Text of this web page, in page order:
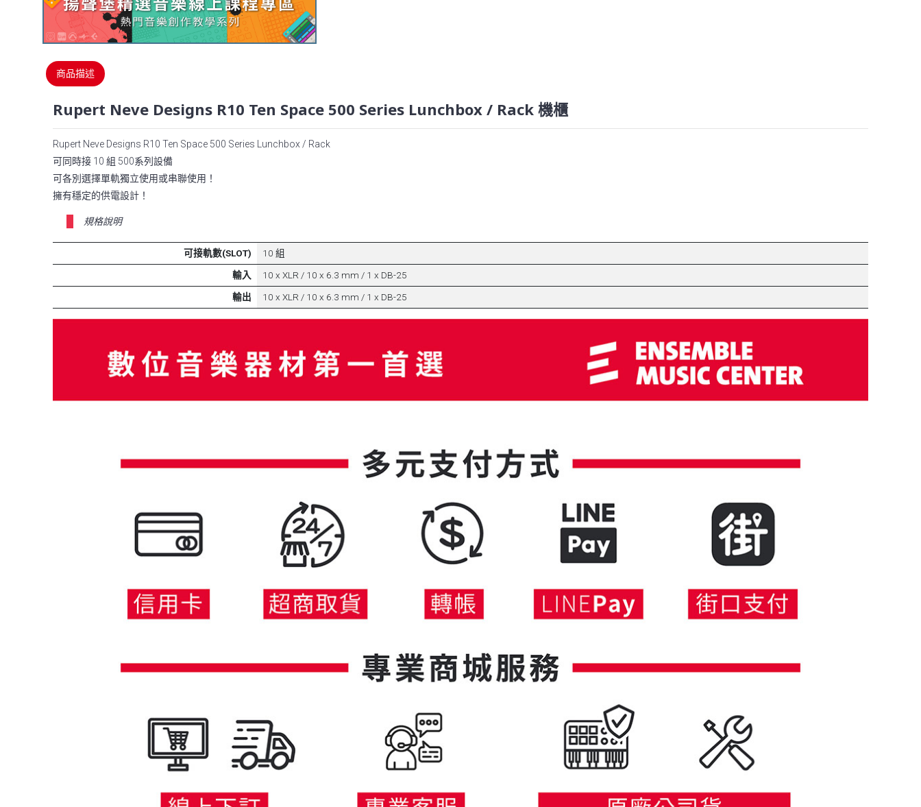
商品描述
Rupert Neve Designs R10 Ten Space 500 Series Lunchbox / Rack 機櫃
Rupert Neve Designs R10 Ten Space 500 Series Lunchbox / Rack
可同時接 10 組 500系列設備
可各別選擇單軌獨立使用或串聯使用！
擁有穩定的供電設計！
規格說明
可接軌數(SLOT)
10 組
輸入
10 x XLR / 10 x 6.3 mm / 1 x DB-25
輸出
10 x XLR / 10 x 6.3 mm / 1 x DB-25